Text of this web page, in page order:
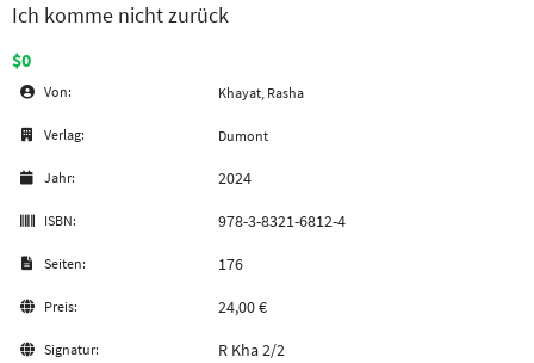
Ich komme nicht zurück
$0
Von: Khayat, Rasha
Verlag: Dumont
Jahr: 2024
ISBN: 978-3-8321-6812-4
Seiten: 176
Preis: 24,00 €
Signatur: R Kha 2/2